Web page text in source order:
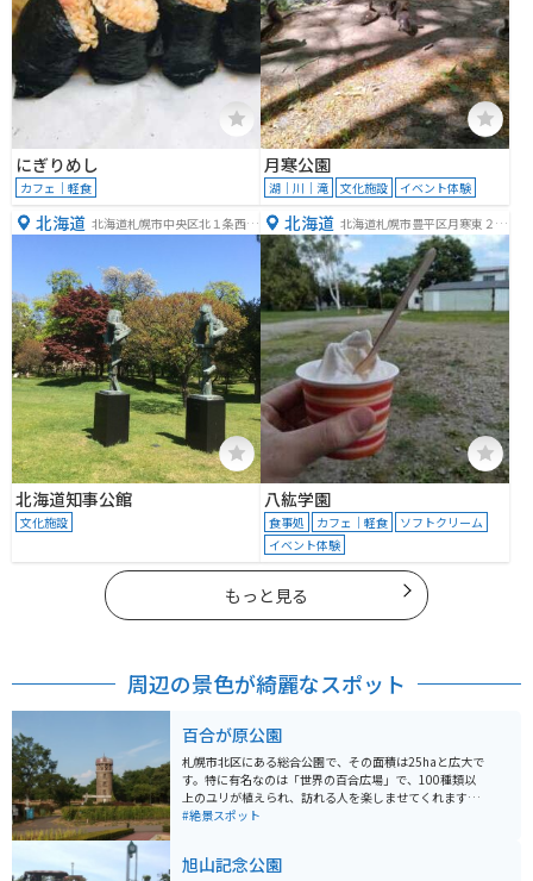
にぎりめし
カフェ｜軽食
月寒公園
湖｜川｜滝 文化施設 イベント体験
北海道 北海道札幌市中央区北１条西１
北海道知事公館
文化施設
北海道 北海道札幌市豊平区月寒東２条
１４丁目１−３４
八紘学園
食事処 カフェ｜軽食
ソフトクリーム
イベント体験
もっと見る
周辺の景色が綺麗なスポット
百合が原公園
札幌市北区にある総合公園で、その面積は25haと広大で
す。特に有名なのは「世界の百合広場」で、100種類以
上のユリが植えられ、訪れる人を楽しませてくれます。
広大な敷地にはリリートレインと呼ばれる列車が走り、
#絶景スポット
旭山記念公園